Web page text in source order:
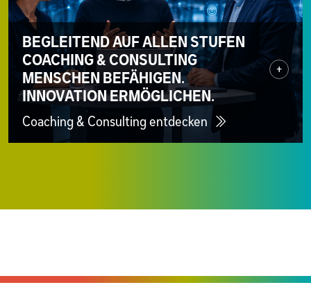
BEGLEITEND AUF ALLEN STUFEN
COACHING & CONSULTING
MENSCHEN BEFÄHIGEN.
INNOVATION ERMÖGLICHEN.
+
Coaching & Consulting entdecken